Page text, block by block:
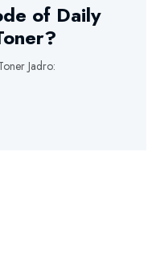
of Daily
Jadro: